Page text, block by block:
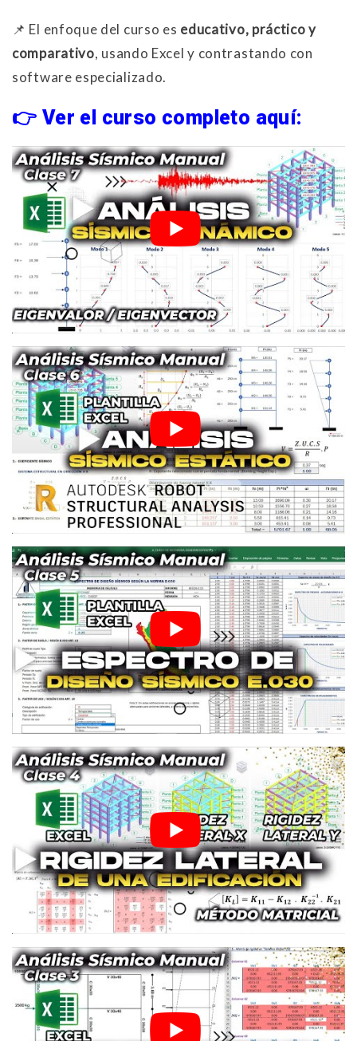
📌 El enfoque del curso es educativo, práctico y
comparativo, usando Excel y contrastando con
software especializado.
👉 Ver el curso completo aquí: